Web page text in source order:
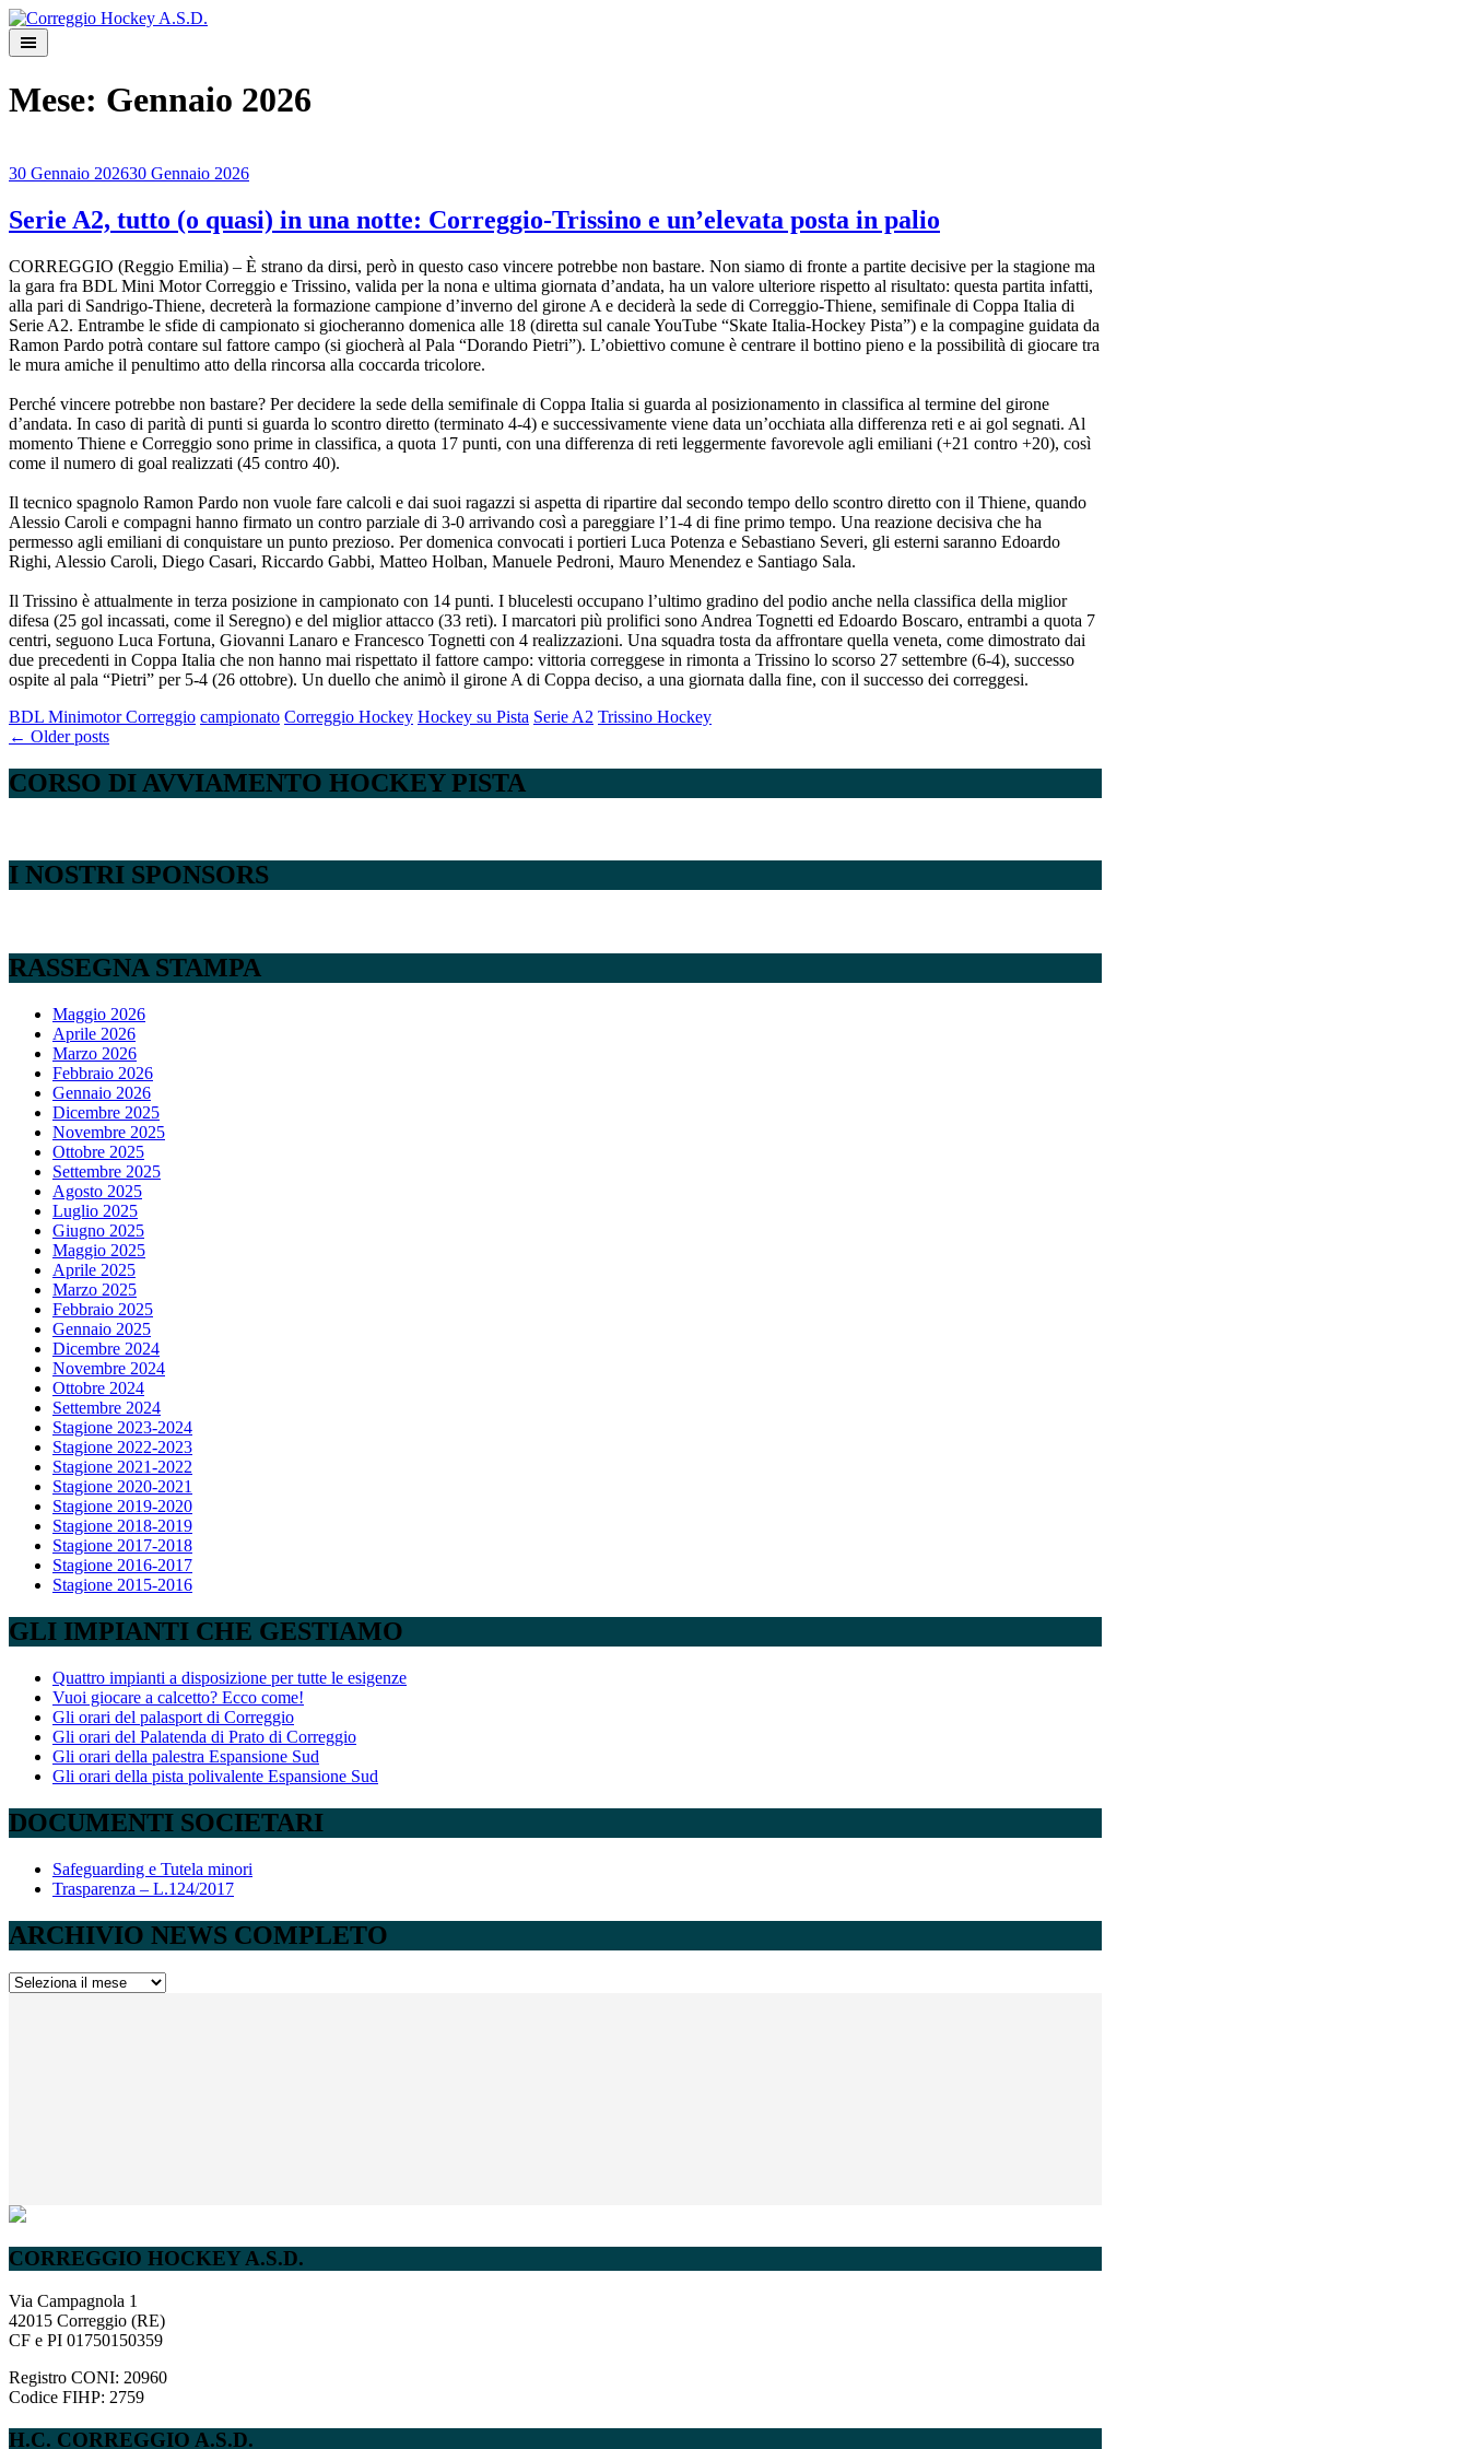
Skip
to
content
Mese: Gennaio 2026
30 Gennaio 202630 Gennaio 2026
Serie A2, tutto (o quasi) in una notte: Correggio-Trissino e un’elevata posta in palio
CORREGGIO (Reggio Emilia) – È strano da dirsi, però in questo caso vincere potrebbe non bastare. Non siamo di fronte a partite decisive per la stagione ma
la gara fra BDL Mini Motor Correggio e Trissino, valida per la nona e ultima giornata d’andata, ha un valore ulteriore rispetto al risultato: questa partita infatti,
alla pari di Sandrigo-Thiene, decreterà la formazione campione d’inverno del girone A e deciderà la sede di Correggio-Thiene, semifinale di Coppa Italia di
Serie A2. Entrambe le sfide di campionato si giocheranno domenica alle 18 (diretta sul canale YouTube “Skate Italia-Hockey Pista”) e la compagine guidata da
Ramon Pardo potrà contare sul fattore campo (si giocherà al Pala “Dorando Pietri”). L’obiettivo comune è centrare il bottino pieno e la possibilità di giocare tra
le mura amiche il penultimo atto della rincorsa alla coccarda tricolore.
Perché vincere potrebbe non bastare? Per decidere la sede della semifinale di Coppa Italia si guarda al posizionamento in classifica al termine del girone
d’andata. In caso di parità di punti si guarda lo scontro diretto (terminato 4-4) e successivamente viene data un’occhiata alla differenza reti e ai gol segnati. Al
momento Thiene e Correggio sono prime in classifica, a quota 17 punti, con una differenza di reti leggermente favorevole agli emiliani (+21 contro +20), così
come il numero di goal realizzati (45 contro 40).
Il tecnico spagnolo Ramon Pardo non vuole fare calcoli e dai suoi ragazzi si aspetta di ripartire dal secondo tempo dello scontro diretto con il Thiene, quando
Alessio Caroli e compagni hanno firmato un contro parziale di 3-0 arrivando così a pareggiare l’1-4 di fine primo tempo. Una reazione decisiva che ha
permesso agli emiliani di conquistare un punto prezioso. Per domenica convocati i portieri Luca Potenza e Sebastiano Severi, gli esterni saranno Edoardo
Righi, Alessio Caroli, Diego Casari, Riccardo Gabbi, Matteo Holban, Manuele Pedroni, Mauro Menendez e Santiago Sala.
Il Trissino è attualmente in terza posizione in campionato con 14 punti. I blucelesti occupano l’ultimo gradino del podio anche nella classifica della miglior
difesa (25 gol incassati, come il Seregno) e del miglior attacco (33 reti). I marcatori più prolifici sono Andrea Tognetti ed Edoardo Boscaro, entrambi a quota 7
centri, seguono Luca Fortuna, Giovanni Lanaro e Francesco Tognetti con 4 realizzazioni. Una squadra tosta da affrontare quella veneta, come dimostrato dai
due precedenti in Coppa Italia che non hanno mai rispettato il fattore campo: vittoria correggese in rimonta a Trissino lo scorso 27 settembre (6-4), successo
ospite al pala “Pietri” per 5-4 (26 ottobre). Un duello che animò il girone A di Coppa deciso, a una giornata dalla fine, con il successo dei correggesi.
BDL Minimotor Correggio campionato Correggio Hockey Hockey su Pista Serie A2 Trissino Hockey
Posts
navigation
← Older posts
CORSO DI AVVIAMENTO HOCKEY PISTA
I NOSTRI SPONSORS
RASSEGNA STAMPA
Maggio 2026
Aprile 2026
Marzo 2026
Febbraio 2026
Gennaio 2026
Dicembre 2025
Novembre 2025
Ottobre 2025
Settembre 2025
Agosto 2025
Luglio 2025
Giugno 2025
Maggio 2025
Aprile 2025
Marzo 2025
Febbraio 2025
Gennaio 2025
Dicembre 2024
Novembre 2024
Ottobre 2024
Settembre 2024
Stagione 2023-2024
Stagione 2022-2023
Stagione 2021-2022
Stagione 2020-2021
Stagione 2019-2020
Stagione 2018-2019
Stagione 2017-2018
Stagione 2016-2017
Stagione 2015-2016
GLI IMPIANTI CHE GESTIAMO
Quattro impianti a disposizione per tutte le esigenze
Vuoi giocare a calcetto? Ecco come!
Gli orari del palasport di Correggio
Gli orari del Palatenda di Prato di Correggio
Gli orari della palestra Espansione Sud
Gli orari della pista polivalente Espansione Sud
DOCUMENTI SOCIETARI
Safeguarding e Tutela minori
Trasparenza – L.124/2017
ARCHIVIO NEWS COMPLETO
ARCHIVIO
CORREGGIO HOCKEY A.S.D.
Via Campagnola 1
42015 Correggio (RE)
CF e PI 01750150359
Registro CONI: 20960
Codice FIHP: 2759
H.C. CORREGGIO A.S.D.